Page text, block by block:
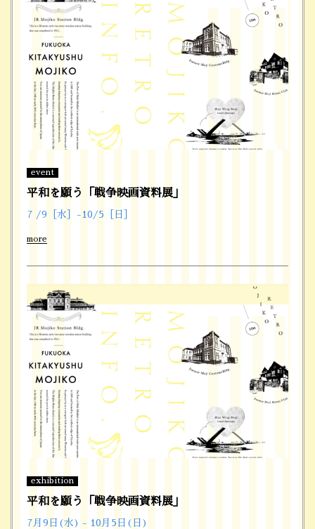
event
平和を願う「戦争映画資料展」
7 /9［水］-10/5［日］
more
exhibition
平和を願う「戦争映画資料展」
7月9日(水) - 10月5日(日)